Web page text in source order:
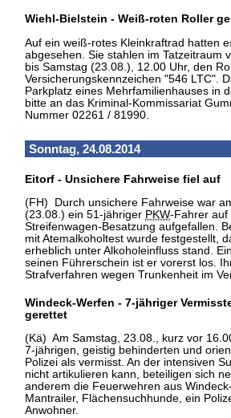
Wiehl-Bielstein - Weiß-roten Roller
Auf ein weiß-rotes Kleinkraftrad hatten
abgesehen. Sie stahlen im Tatzeitraum
bis Samstag (23.08.), 12.00 Uhr, den
Versicherungskennzeichen "546 LTC".
Parkplatz eines Mehrfamilienhauses in
bitte an das Kriminal-Kommissariat
Nummer 02261 / 81990.
Sonntag, 24.08.2014
Eitorf - Unsichere Fahrweise fiel auf
(FH) Durch unsichere Fahrweise war
(23.08.) ein 51-jähriger PKW-Fahrer auf
Streifenwagen-Besatzung aufgefallen.
mit Atemalkoholtest wurde festgestellt,
erheblich unter Alkoholeinfluss stand.
seinen Führerschein ist er vorerst los.
Strafverfahren wegen Trunkenheit im
Windeck-Werfen - 7-jähriger
gerettet
(Kä) Am Samstag, 23.08., kurz vor
7-jährigen, geistig behinderten und
Polizei als vermisst. An der intensiven
nicht artikulieren kann, beteiligen sich
anderem die Feuerwehren aus
Mantrailer, Flächensuchhunde, ein
Anwohner.